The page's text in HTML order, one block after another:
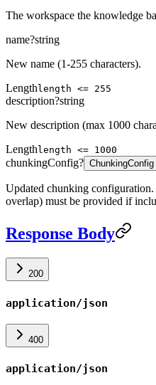
The workspace the knowledge
name?string
New name (1-255 characters).
Length length <= 255
description?string
New description (max 1000
Length length <= 1000
chunkingConfig? ChunkingConfig
Updated chunking
overlap) must be provided if
Response Body
200
application/json
400
application/json